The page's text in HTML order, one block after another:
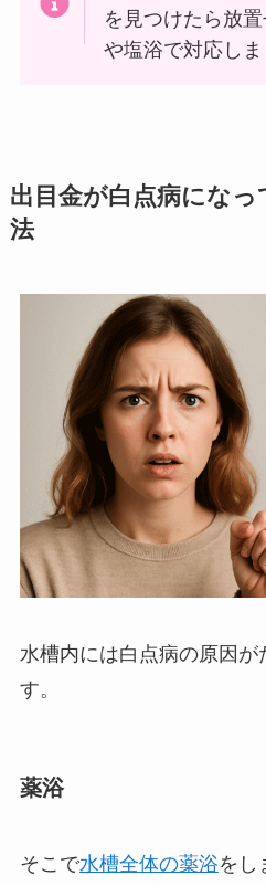
を見つけたら放
や塩浴で対応しま
出目金が白点病にな
法
水槽内には白点病の原因が
す。
薬浴
そこで水槽全体の薬浴をし